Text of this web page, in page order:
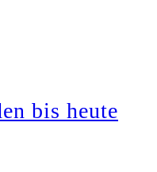
bis heute